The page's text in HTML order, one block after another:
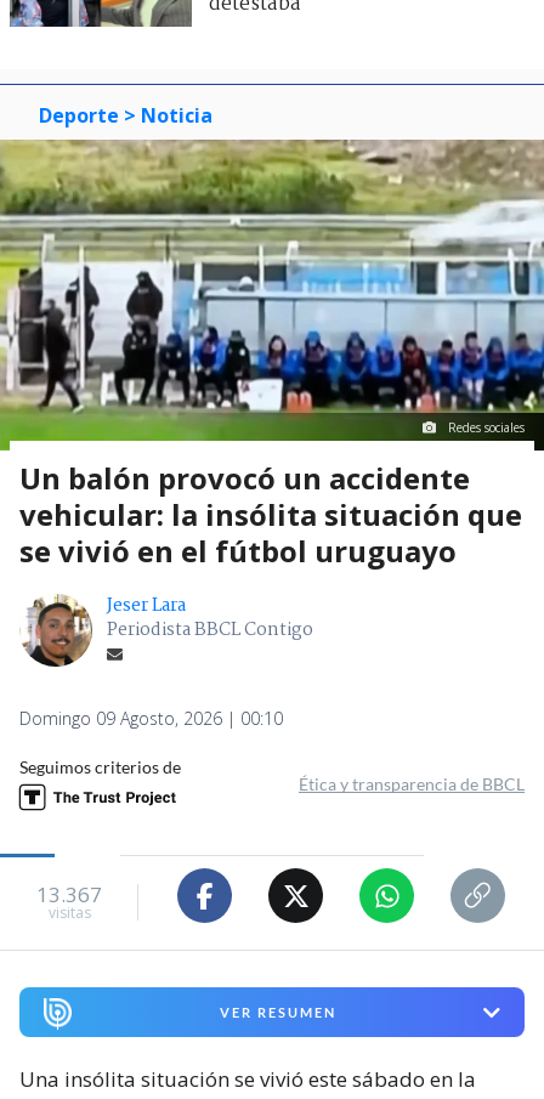
Deporte > Noticia
Redes sociales
Un balón provocó un accidente
vehicular: la insólita situación que
se vivió en el fútbol uruguayo
Jeser Lara
Periodista BBCL Contigo
Domingo 09 Agosto, 2026 | 00:10
Seguimos criterios de
Ética y transparencia de BBCL
13.367
visitas
VER RESUMEN
Una insólita situación se vivió este sábado en la